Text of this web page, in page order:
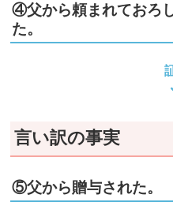
④父から頼まれておろ
た。
言い訳の事実
⑤父から贈与された。